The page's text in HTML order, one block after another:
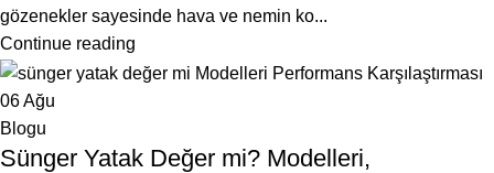
gözenekler sayesinde hava ve nemin ko...
Continue reading
06Ağu
Blogu
Sünger Yatak Değer mi? Modelleri,